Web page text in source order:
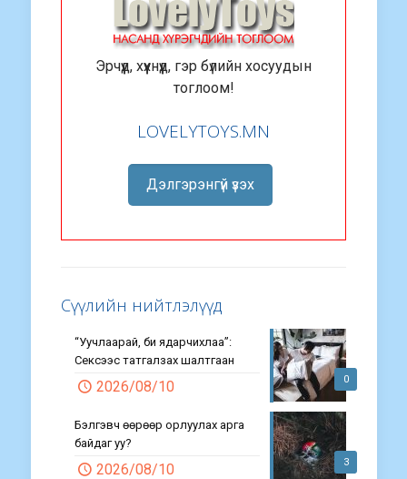
Эрчүүд, хүүхнүүд, гэр бүлийн хосуудын
тоглоом!
LOVELYTOYS.MN
Дэлгэрэнгүй үзэх
Сүүлийн нийтлэлүүд
0
“Уучлаарай, би ядарчихлаа”:
Сексээс татгалзах шалтгаан
2026/08/10
3
Бэлгэвч өөрөөр орлуулах арга
байдаг уу?
2026/08/10